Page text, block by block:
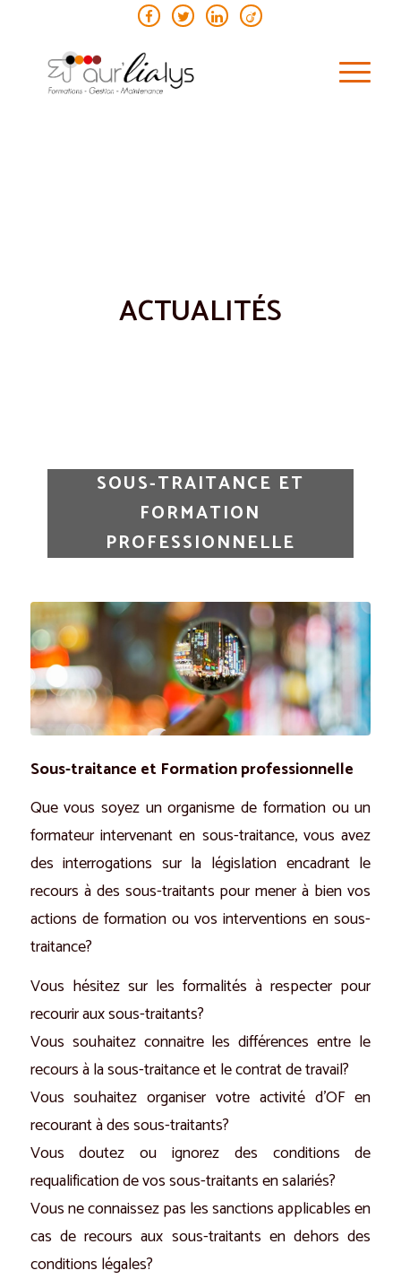
ACTUALITÉS
SOUS-TRAITANCE ET
FORMATION
PROFESSIONNELLE
Sous-traitance et Formation professionnelle
Que vous soyez un organisme de formation ou un
formateur intervenant en sous-traitance, vous avez
des interrogations sur la législation encadrant le
recours à des sous-traitants pour mener à bien vos
actions de formation ou vos interventions en sous-
traitance?
Vous hésitez sur les formalités à respecter pour
recourir aux sous-traitants?
Vous souhaitez connaitre les différences entre le
recours à la sous-traitance et le contrat de travail?
Vous souhaitez organiser votre activité d’OF en
recourant à des sous-traitants?
Vous doutez ou ignorez des conditions de
requalification de vos sous-traitants en salariés?
Vous ne connaissez pas les sanctions applicables en
cas de recours aux sous-traitants en dehors des
conditions légales?